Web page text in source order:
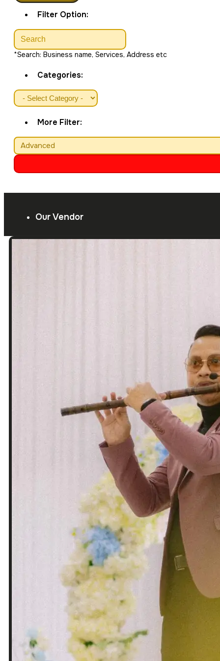
Filter Option:
*Search: Business name, Services, Address etc
Categories:
More Filter:
Advanced
Our Vendor